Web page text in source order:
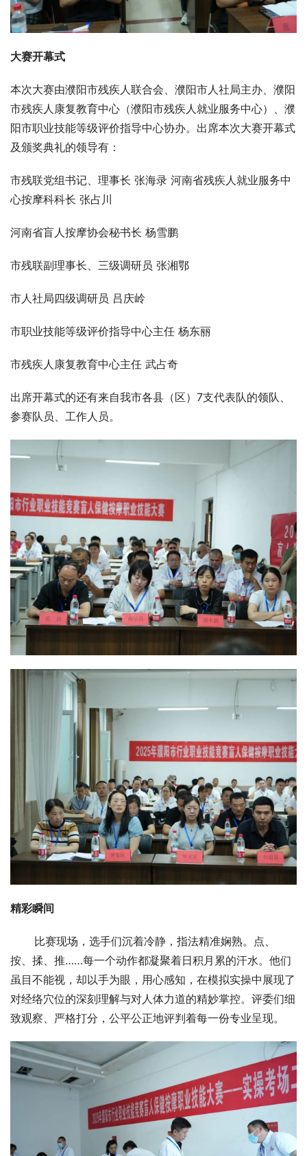
大赛开幕式
本次大赛由濮阳市残疾人联合会、濮阳市人社局主办、濮阳
市残疾人康复教育中心（濮阳市残疾人就业服务中心）、濮
阳市职业技能等级评价指导中心协办。出席本次大赛开幕式
及颁奖典礼的领导有：
市残联党组书记、理事长 张海录 河南省残疾人就业服务中
心按摩科科长 张占川
河南省盲人按摩协会秘书长 杨雪鹏
市残联副理事长、三级调研员 张湘鄂
市人社局四级调研员 吕庆岭
市职业技能等级评价指导中心主任 杨东丽
市残疾人康复教育中心主任 武占奇
出席开幕式的还有来自我市各县（区）7支代表队的领队、
参赛队员、工作人员。
精彩瞬间
比赛现场，选手们沉着冷静，指法精准娴熟。点、
按、揉、推……每一个动作都凝聚着日积月累的汗水。他们
虽目不能视，却以手为眼，用心感知，在模拟实操中展现了
对经络穴位的深刻理解与对人体力道的精妙掌控。评委们细
致观察、严格打分，公平公正地评判着每一份专业呈现。